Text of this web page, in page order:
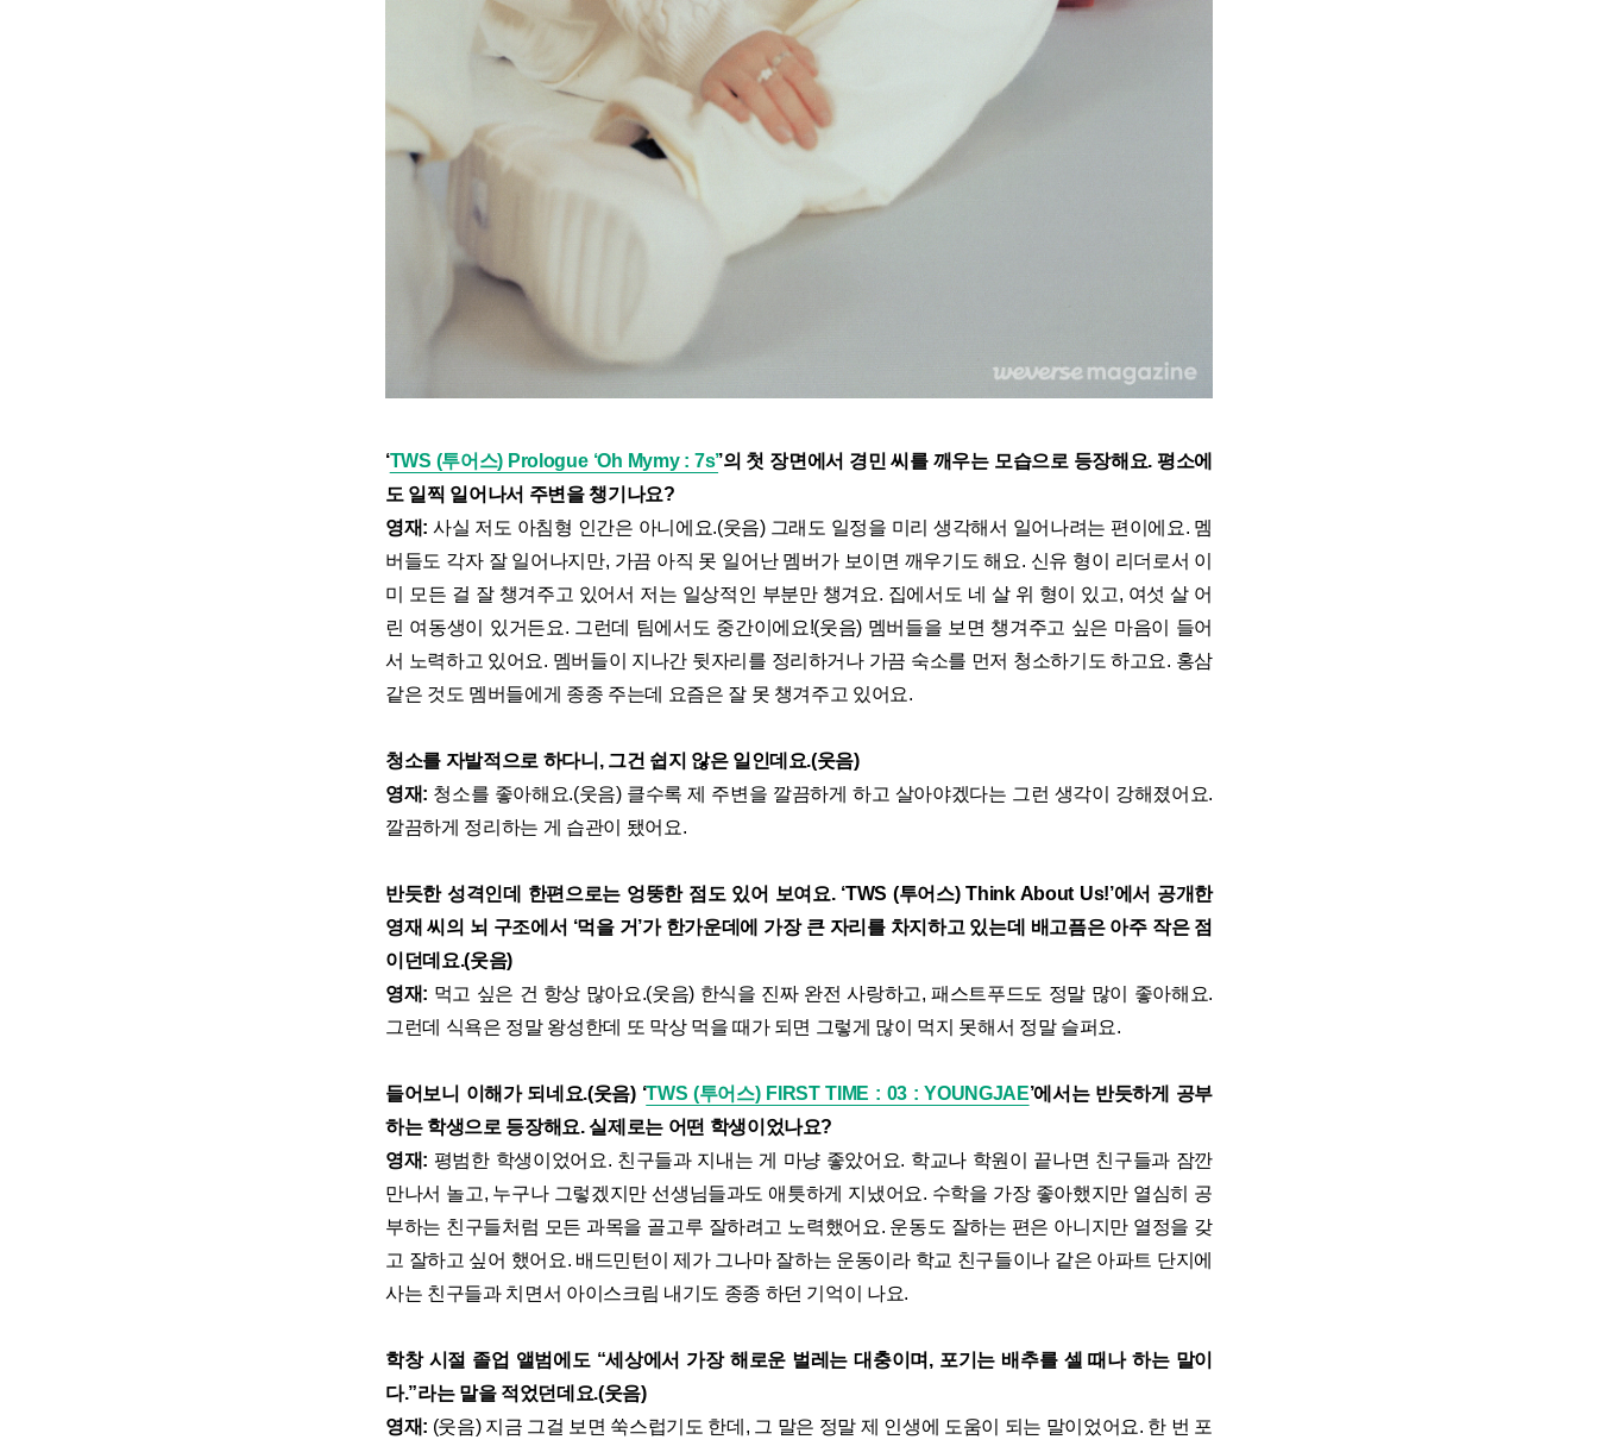
‘TWS (투어스) Prologue ‘Oh Mymy : 7s’’의 첫 장면에서 경민 씨를 깨우는 모습으로 등장해요. 평소에
도 일찍 일어나서 주변을 챙기나요?
영재: 사실 저도 아침형 인간은 아니에요.(웃음) 그래도 일정을 미리 생각해서 일어나려는 편이에요. 멤
버들도 각자 잘 일어나지만, 가끔 아직 못 일어난 멤버가 보이면 깨우기도 해요. 신유 형이 리더로서 이
미 모든 걸 잘 챙겨주고 있어서 저는 일상적인 부분만 챙겨요. 집에서도 네 살 위 형이 있고, 여섯 살 어
린 여동생이 있거든요. 그런데 팀에서도 중간이에요!(웃음) 멤버들을 보면 챙겨주고 싶은 마음이 들어
서 노력하고 있어요. 멤버들이 지나간 뒷자리를 정리하거나 가끔 숙소를 먼저 청소하기도 하고요. 홍삼
같은 것도 멤버들에게 종종 주는데 요즘은 잘 못 챙겨주고 있어요.
청소를 자발적으로 하다니, 그건 쉽지 않은 일인데요.(웃음)
영재: 청소를 좋아해요.(웃음) 클수록 제 주변을 깔끔하게 하고 살아야겠다는 그런 생각이 강해졌어요.
깔끔하게 정리하는 게 습관이 됐어요.
반듯한 성격인데 한편으로는 엉뚱한 점도 있어 보여요. ‘TWS (투어스) Think About Us!’에서 공개한
영재 씨의 뇌 구조에서 ‘먹을 거’가 한가운데에 가장 큰 자리를 차지하고 있는데 배고픔은 아주 작은 점
이던데요.(웃음)
영재: 먹고 싶은 건 항상 많아요.(웃음) 한식을 진짜 완전 사랑하고, 패스트푸드도 정말 많이 좋아해요.
그런데 식욕은 정말 왕성한데 또 막상 먹을 때가 되면 그렇게 많이 먹지 못해서 정말 슬퍼요.
들어보니 이해가 되네요.(웃음) ‘TWS (투어스) FIRST TIME : 03 : YOUNGJAE’에서는 반듯하게 공부
하는 학생으로 등장해요. 실제로는 어떤 학생이었나요?
영재: 평범한 학생이었어요. 친구들과 지내는 게 마냥 좋았어요. 학교나 학원이 끝나면 친구들과 잠깐
만나서 놀고, 누구나 그렇겠지만 선생님들과도 애틋하게 지냈어요. 수학을 가장 좋아했지만 열심히 공
부하는 친구들처럼 모든 과목을 골고루 잘하려고 노력했어요. 운동도 잘하는 편은 아니지만 열정을 갖
고 잘하고 싶어 했어요. 배드민턴이 제가 그나마 잘하는 운동이라 학교 친구들이나 같은 아파트 단지에
사는 친구들과 치면서 아이스크림 내기도 종종 하던 기억이 나요.
학창 시절 졸업 앨범에도 “세상에서 가장 해로운 벌레는 대충이며, 포기는 배추를 셀 때나 하는 말이
다.”라는 말을 적었던데요.(웃음)
영재: (웃음) 지금 그걸 보면 쑥스럽기도 한데, 그 말은 정말 제 인생에 도움이 되는 말이었어요. 한 번 포